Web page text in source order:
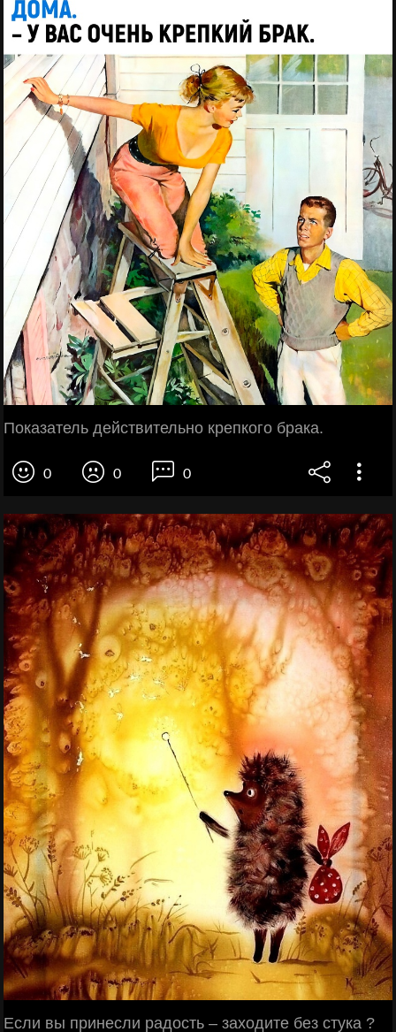
Показатель действительно крепкого брака.
0 0 0
Если вы принесли радость – заходите без стука ?